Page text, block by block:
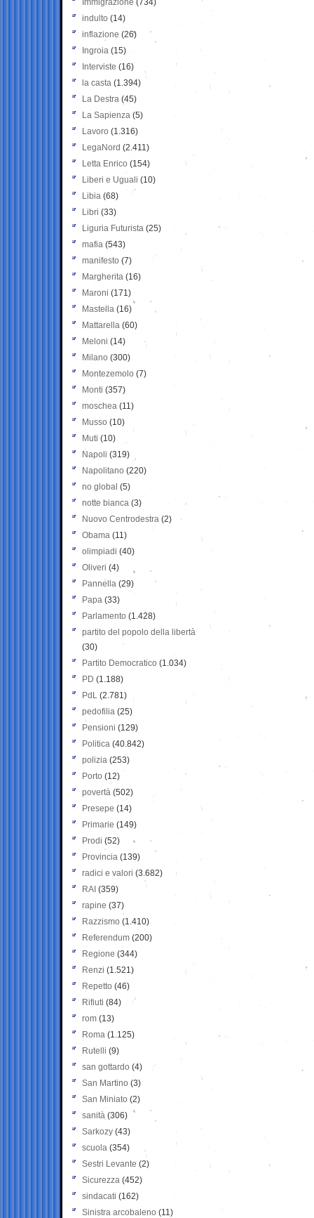
Immigrazione (734)
indulto (14)
inflazione (26)
Ingroia (15)
Interviste (16)
la casta (1.394)
La Destra (45)
La Sapienza (5)
Lavoro (1.316)
LegaNord (2.411)
Letta Enrico (154)
Liberi e Uguali (10)
Libia (68)
Libri (33)
Liguria Futurista (25)
mafia (543)
manifesto (7)
Margherita (16)
Maroni (171)
Mastella (16)
Mattarella (60)
Meloni (14)
Milano (300)
Montezemolo (7)
Monti (357)
moschea (11)
Musso (10)
Muti (10)
Napoli (319)
Napolitano (220)
no global (5)
notte bianca (3)
Nuovo Centrodestra (2)
Obama (11)
olimpiadi (40)
Oliveri (4)
Pannella (29)
Papa (33)
Parlamento (1.428)
partito del popolo della libertà
(30)
Partito Democratico (1.034)
PD (1.188)
PdL (2.781)
pedofilia (25)
Pensioni (129)
Politica (40.842)
polizia (253)
Porto (12)
povertà (502)
Presepe (14)
Primarie (149)
Prodi (52)
Provincia (139)
radici e valori (3.682)
RAI (359)
rapine (37)
Razzismo (1.410)
Referendum (200)
Regione (344)
Renzi (1.521)
Repetto (46)
Rifiuti (84)
rom (13)
Roma (1.125)
Rutelli (9)
san gottardo (4)
San Martino (3)
San Miniato (2)
sanità (306)
Sarkozy (43)
scuola (354)
Sestri Levante (2)
Sicurezza (452)
sindacati (162)
Sinistra arcobaleno (11)